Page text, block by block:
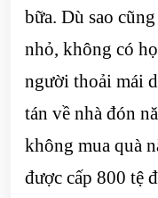
bữa. Dù sao
nhỏ, không có
người thoải mái
tán về nhà đón
không mua quà
được cấp 800 tệ